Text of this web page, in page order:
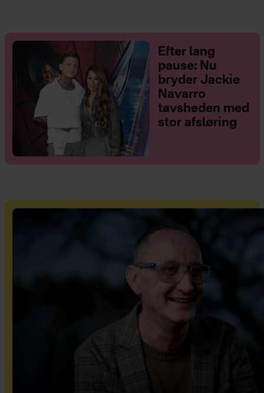
Efter lang
pause: Nu
bryder Jackie
Navarro
tavsheden med
stor afsløring